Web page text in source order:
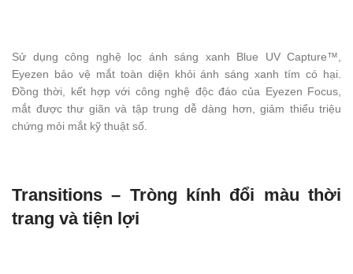
Sử dụng công nghệ lọc ánh sáng xanh Blue UV Capture™,
Eyezen bảo vệ mắt toàn diện khỏi ánh sáng xanh tím có hại.
Đồng thời, kết hợp với công nghệ độc đáo của Eyezen Focus,
mắt được thư giãn và tập trung dễ dàng hơn, giảm thiểu triệu
chứng mỏi mắt kỹ thuật số.
Transitions – Tròng kính đổi màu thời
trang và tiện lợi